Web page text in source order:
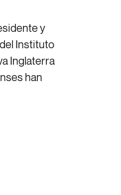
y
Instituto
Inglaterra
han